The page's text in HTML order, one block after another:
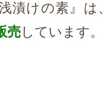
漬けの素』は
売しています。